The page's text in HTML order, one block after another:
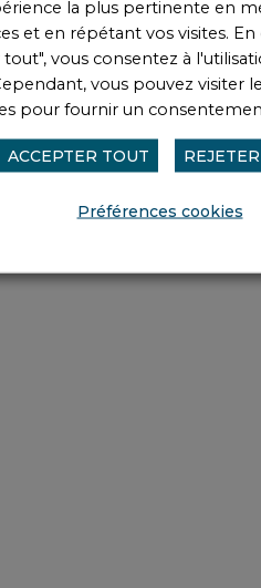
la plus pertinente en
et en répétant vos visites. En
vous consentez à
vous pouvez visiter
pour fournir un
ACCEPTER TOUT
Préférences cookies